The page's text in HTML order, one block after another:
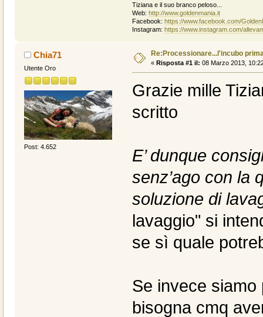
Tiziana e il suo branco peloso...
Web: http://www.goldenmania.it
Facebook: https://www.facebook.com/
Instagram: https://www.instagram.com/
Chia71
Utente Oro
Post: 4.652
Re:Processionare...l'incubo
« Risposta #1 il: 08 Marzo 2013,
Grazie mille
scritto
E’ dunque
senz’ago con la
soluzione di
lavaggio" si
se sì quale
Se invece
bisogna cmq